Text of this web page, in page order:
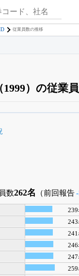
従業員数の推移
）の従業
でβ版をはじめる
数262名 （前回報告
239
243
241
246
247
259